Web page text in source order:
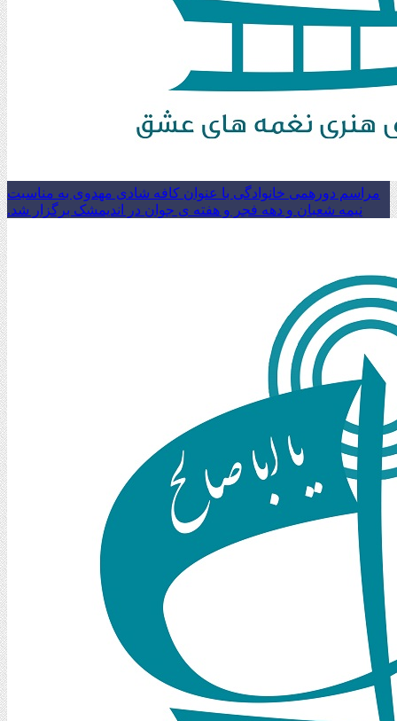
مراسم دورهمی خانوادگی با عنوان کافه شادی مهدوی به مناسبت
نیمه شعبان و دهه فجر و هفته ی جوان در اندیمشک برگزار شد.